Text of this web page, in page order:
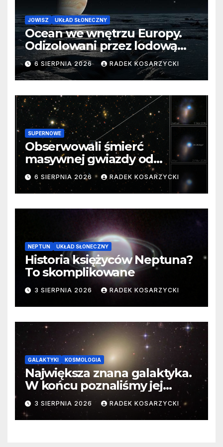
JOWISZ UKŁAD SŁONECZNY
Ocean we wnętrzu Europy.
Odizolowani przez lodową
barierę
6 SIERPNIA 2026 RADEK KOSARZYCKI
SUPERNOWE
Obserwowali śmierć
masywnej gwiazdy od
samego początku. Niezwykle
cenne dane
6 SIERPNIA 2026 RADEK KOSARZYCKI
NEPTUN UKŁAD SŁONECZNY
Historia księżyców Neptuna?
To skomplikowane
3 SIERPNIA 2026 RADEK KOSARZYCKI
GALAKTYKI KOSMOLOGIA
Największa znana galaktyka.
W końcu poznaliśmy jej
faktyczne wymiary
3 SIERPNIA 2026 RADEK KOSARZYCKI